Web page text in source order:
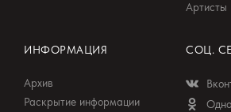
Артисты
ИНФОРМАЦИЯ
Архив
Раскрытие информации
СОЦ.